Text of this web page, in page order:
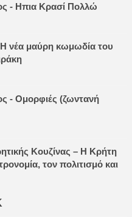
- Ηπια Κρασί Πολλώ
Η νέα μαύρη κωμωδία του
- Ομορφιές (ζωντανή
Κουζίνας – Η Κρήτη
τον πολιτισμό και